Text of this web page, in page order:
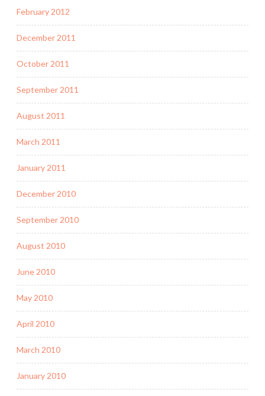
February 2012
December 2011
October 2011
September 2011
August 2011
March 2011
January 2011
December 2010
September 2010
August 2010
June 2010
May 2010
April 2010
March 2010
January 2010